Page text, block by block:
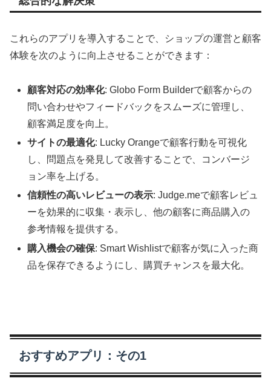
これらのアプリを導入することで、ショップの運営と顧客
体験を次のように向上させることができます：
顧客対応の効率化: Globo Form Builderで顧客からの
問い合わせやフィードバックをスムーズに管理し、
顧客満足度を向上。
サイトの最適化: Lucky Orangeで顧客行動を可視化
し、問題点を発見して改善することで、コンバージ
ョン率を上げる。
信頼性の高いレビューの表示: Judge.meで顧客レビュ
ーを効果的に収集・表示し、他の顧客に商品購入の
参考情報を提供する。
購入機会の確保: Smart Wishlistで顧客が気に入った商
品を保存できるようにし、購買チャンスを最大化。
おすすめアプリ：その1